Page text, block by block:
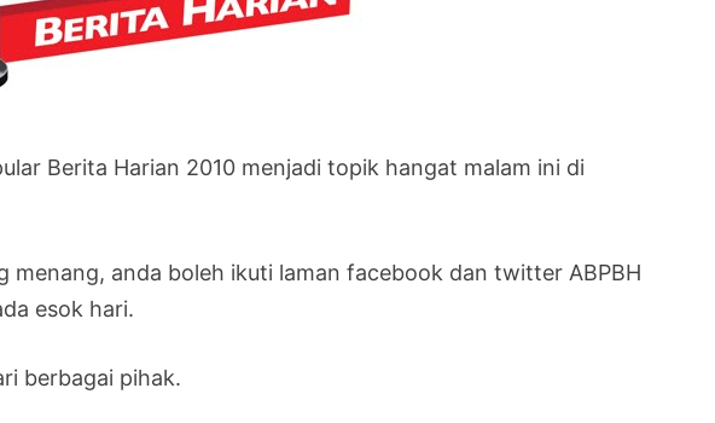
Berita Harian 2010 menjadi topik hangat malam ini di
anda boleh ikuti laman facebook dan twitter ABPBH
esok hari.
berbagai pihak.